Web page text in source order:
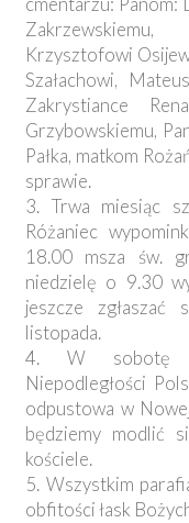
Krzysztofowi
Szałachowi,
Zakrystiance
Grzybowskiemu,
Pałka, matkom
sprawie.
3. Trwa miesiąc
Różaniec
18.00 msza św.
niedzielę o 9.30
jeszcze zgłaszać
listopada.
4. W sobotę
Niepodległości
odpustowa w
będziemy modlić
kościele.
5. Wszystkim
obfitości łask